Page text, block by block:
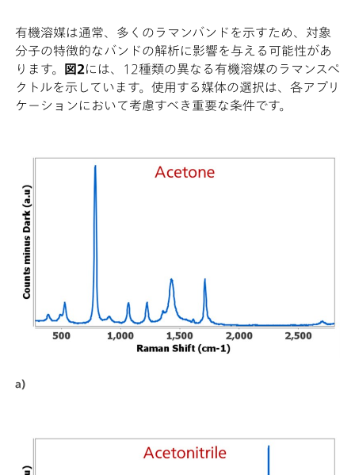
有機溶媒は通常、多くのラマンバンドを示すため、対象
分子の特徴的なバンドの解析に影響を与える可能性があ
ります。
図2には、12種類の異なる有機溶媒のラマンスペ
クトルを示しています。使用する媒体の選択は、各アプリ
ケーションにおいて考慮すべき重要な条件です。
a)